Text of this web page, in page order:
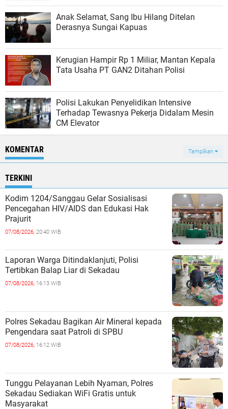
Anak Selamat, Sang Ibu Hilang Ditelan
Derasnya Sungai Kapuas
Kerugian Hampir Rp 1 Miliar, Mantan Kepala
Tata Usaha PT GAN2 Ditahan Polisi
Polisi Lakukan Penyelidikan Intensive
Terhadap Tewasnya Pekerja Didalam Mesin
CM Elevator
KOMENTAR Tampilkan
TERKINI
Kodim 1204/Sanggau Gelar Sosialisasi
Pencegahan HIV/AIDS dan Edukasi Hak
Prajurit
07/08/2026, 20:40 WIB
Laporan Warga Ditindaklanjuti, Polisi
Tertibkan Balap Liar di Sekadau
07/08/2026, 16:13 WIB
Polres Sekadau Bagikan Air Mineral kepada
Pengendara saat Patroli di SPBU
07/08/2026, 16:12 WIB
Tunggu Pelayanan Lebih Nyaman, Polres
Sekadau Sediakan WiFi Gratis untuk
Masyarakat